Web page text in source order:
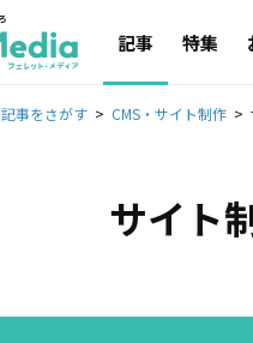
記事 特集
記事をさがす CMS・サイト制作
サイト